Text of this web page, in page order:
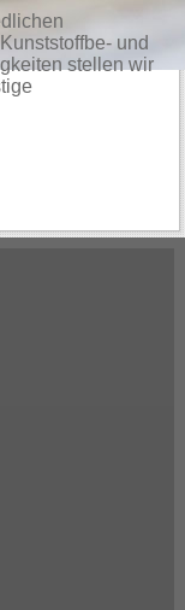
und
stellen wir